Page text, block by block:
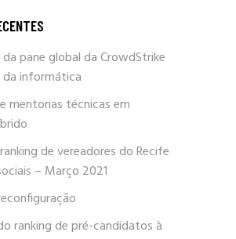
pane global da CrowdStrike
informática
mentorias técnicas em
de vereadores do Recife
– Março 2021
ranking de pré-candidatos à